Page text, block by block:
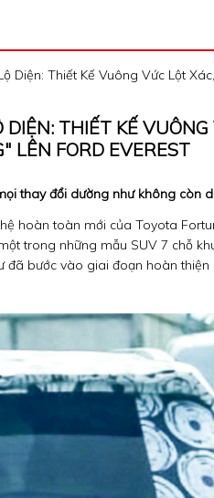
Diện: Thiết Kế Vuông Vức Lột
THIẾT KẾ
LÊN FORD EVEREST
thay đổi dường như không còn
hoàn toàn mới của Toyota
trong những mẫu SUV 7 chỗ
bước vào giai đoạn hoàn